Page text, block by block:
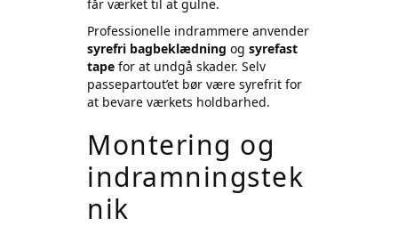
får værket til at gulne.
Professionelle indrammere anvender
syrefri bagbeklædning og syrefast
tape for at undgå skader. Selv
passepartout’et bør være syrefrit for
at bevare værkets holdbarhed.
Montering og
indramningstek
nik